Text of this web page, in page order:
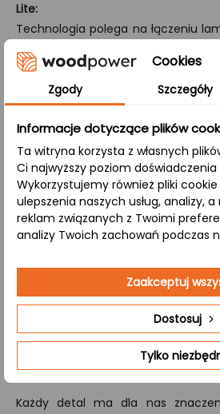
Lite:
Technologia polega na łączeniu
4 cm wyłącznie po ich
zachowuje naturalny wygląd
wyróżniając się wysoką
mechaniczne.
Obie strony blatu zachowują
prezentując sęki i różnorodne
mu wyjątkowy, rustykalny charakter.
kompletnych zestawów
potrzebujesz schodów
obejmujących wszystkie elementy
przez policzki aż po tralki –
szczegółową ofertę, wejdź na
czego potrzebujesz.
Każdy detal ma dla nas
Cookies
Zgody Szczegóły
Informacje dotyczące plików
Ta witryna korzysta z własnych
Ci najwyższy poziom
Wykorzystujemy również pliki
ulepszenia naszych usług, analizy,
reklam związanych z Twoimi
analizy Twoich zachowań podczas
Tylko
Dostosuj
Zaakceptuj